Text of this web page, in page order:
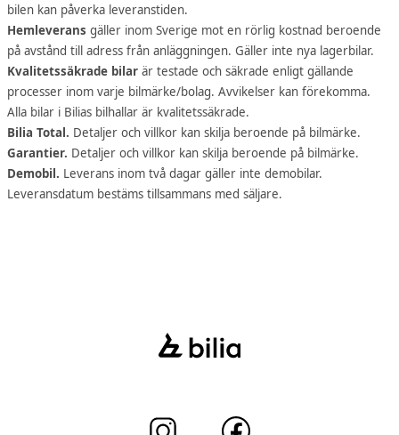
bilen kan påverka leveranstiden.
Hemleverans gäller inom Sverige mot en rörlig kostnad beroende
på avstånd till adress från anläggningen. Gäller inte nya lagerbilar.
Kvalitetssäkrade bilar är testade och säkrade enligt gällande
processer inom varje bilmärke/bolag. Avvikelser kan förekomma.
Alla bilar i Bilias bilhallar är kvalitetssäkrade.
Bilia Total. Detaljer och villkor kan skilja beroende på bilmärke.
Garantier. Detaljer och villkor kan skilja beroende på bilmärke.
Demobil. Leverans inom två dagar gäller inte demobilar.
Leveransdatum bestäms tillsammans med säljare.